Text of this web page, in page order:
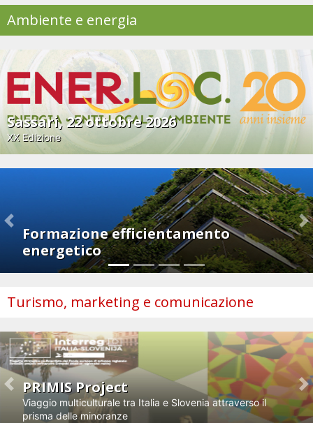
Ambiente e energia
Sassari, 22 ottobre 2026
XX Edizione
Formazione efficientamento
energetico
Previous
Turismo, marketing e comunicazione
PRIMIS Project
Viaggio multiculturale tra Italia e Slovenia attraverso il
prisma delle minoranze
Previous